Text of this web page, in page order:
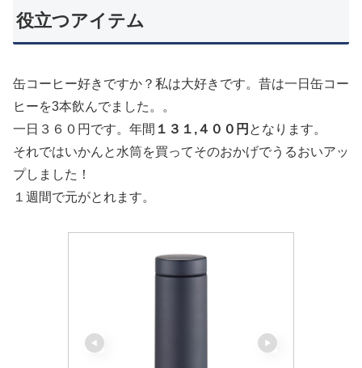
役立つアイテム
缶コーヒー好きですか？私は大好きです。昔は一日缶コー
ヒーを3本飲んでました。。
一日３６０円です。年間 １３１,４００円 となります。
それではいかんと水筒を買ってそのおかげでうるおいアッ
プしました！
１週間で元がとれます。